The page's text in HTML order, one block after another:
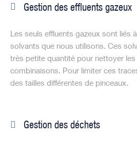
Gestion des effluents gazeux
Les seuls effluents gazeux sont liés
solvants que nous utilisons. Ces
très petite quantité pour nettoyer
combinaisons. Pour limiter ces
des tailles différentes de pinceaux.
Gestion des déchets